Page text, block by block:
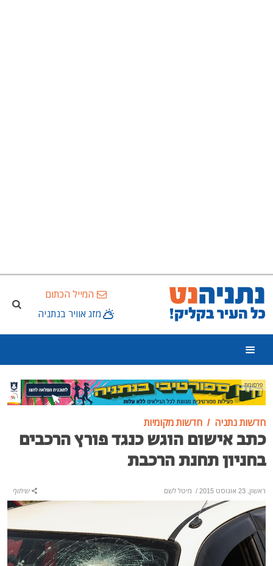
המייל הכתום
מזג אוויר בנתניה
פרסומת
חדשות נתניה חדשות מקומיות
כתב אישום הוגש כנגד פורץ הרכבים
בחניון תחנת הרכבת
ראשון, 23 אוגוסט 2015 / מיטל לשם שיתוף